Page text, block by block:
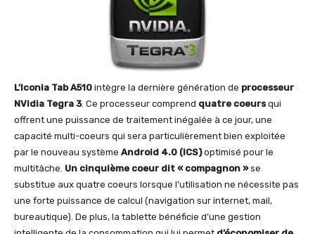
L’Iconia Tab A510 intègre la dernière génération de processeur
NVidia Tegra 3. Ce processeur comprend quatre coeursqui
offrent une puissance de traitement inégalée à ce jour, une
capacité multi-coeurs qui sera particulièrement bien exploitée
par le nouveau système Android 4.0 (ICS)optimisé pour le
multitâche. Un cinquième coeur dit « compagnon »se
substitue aux quatre coeurs lorsque l’utilisation ne nécessite pas
une forte puissance de calcul (navigation sur internet, mail,
bureautique). De plus, la tablette bénéficie d’une gestion